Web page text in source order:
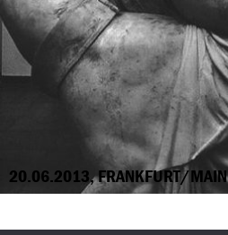
20.06.2013, FRANKFURT/MAIN